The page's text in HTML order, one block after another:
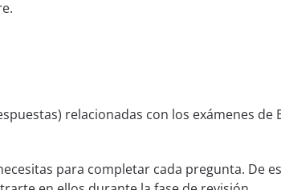
relacionadas con los exámenes de
para completar cada pregunta. De